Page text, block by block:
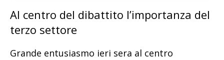
Al centro del dibattito l’importanza del
terzo settore
Grande entusiasmo ieri sera al centro